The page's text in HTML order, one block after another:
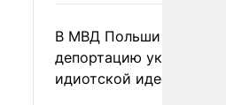
В МВД Польши назвали
депортацию украинцев
идиотской идеей